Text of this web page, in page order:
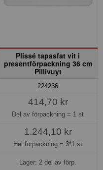
Plissé tapasfat vit i
presentförpackning 36 cm
Pillivuyt
224236
414,70 kr
Del av förpackning = 1 st
1.244,10 kr
Hel förpackning = 3*1 st
Lager: 2 del av förp.